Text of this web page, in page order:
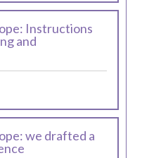
Instructions
and
we drafted a